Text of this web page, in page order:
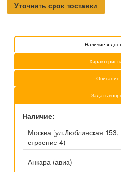
Уточнить срок поставки
Наличие и
Описание
Задать
Наличие:
Москва (ул.Люблинская 153,
строение 4)
Анкара (авиа)